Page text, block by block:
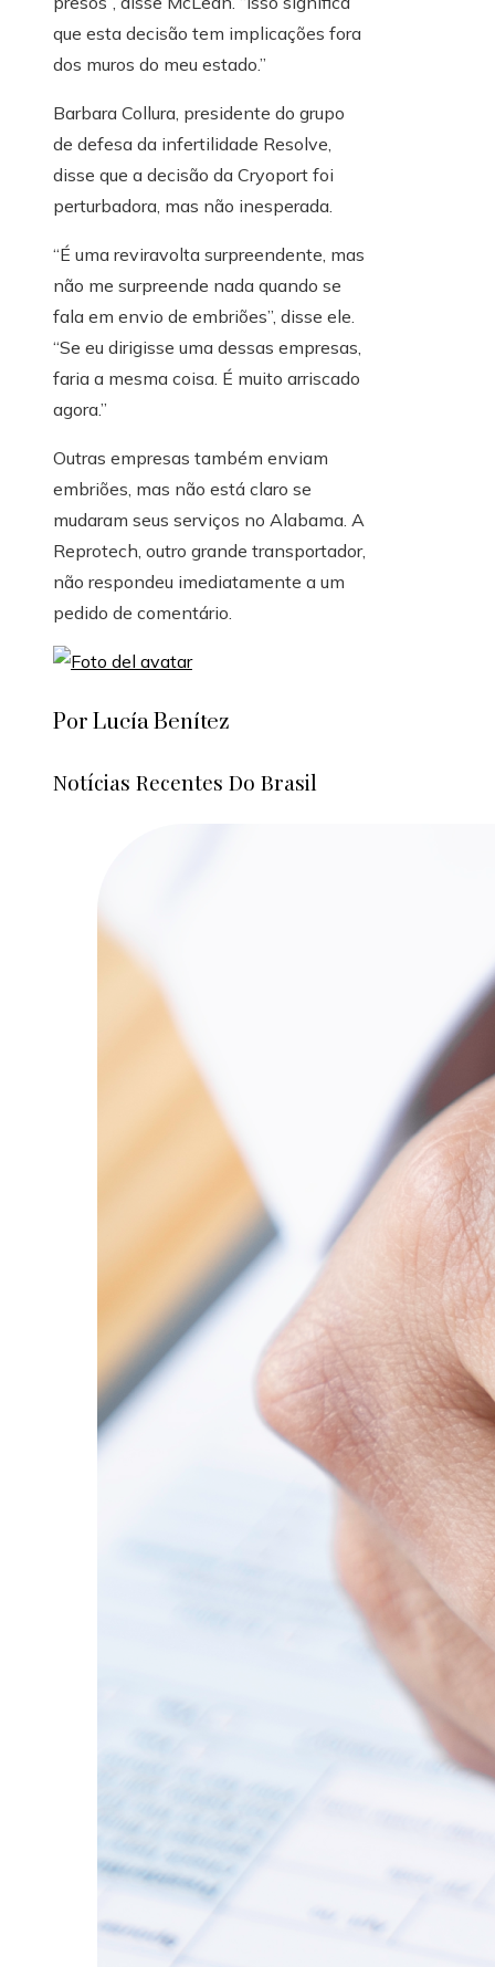
que esta decisão tem implicações fora
dos muros do meu estado.”
Barbara Collura, presidente do grupo
de defesa da infertilidade Resolve,
disse que a decisão da Cryoport foi
perturbadora, mas não inesperada.
“É uma reviravolta surpreendente, mas
não me surpreende nada quando se
fala em envio de embriões”, disse ele.
“Se eu dirigisse uma dessas empresas,
faria a mesma coisa. É muito arriscado
agora.”
Outras empresas também enviam
embriões, mas não está claro se
mudaram seus serviços no Alabama. A
Reprotech, outro grande transportador,
não respondeu imediatamente a um
pedido de comentário.
Por Lucía Benítez
Notícias Recentes Do Brasil